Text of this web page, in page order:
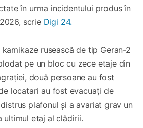
în urma incidentului produs în
scrie Digi 24.
rusească de tip Geran-2
pe un bloc cu zece etaje din
două persoane au fost
locatari au fost evacuați de
plafonul și a avariat grav un
ultimul etaj al clădirii.